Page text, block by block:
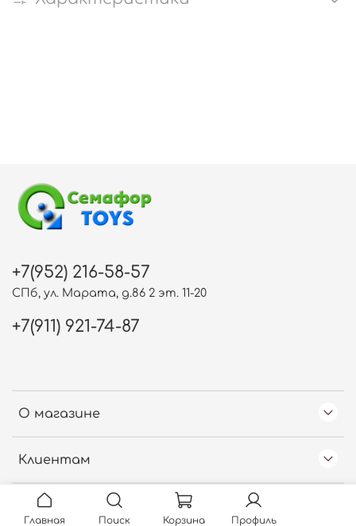
О магазине
Клиентам
+7(952) 216-58-57
СПб, ул. Марата, д.86 2 эт. 11-20
+7(911) 921-74-87
Главная Поиск Корзина Профиль
Free Web Counter